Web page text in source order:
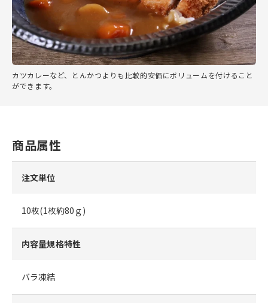
カツカレーなど、とんかつよりも比較的安価にボリュームを付けること
ができます。
商品属性
注文単位
10枚(1枚約80ｇ)
内容量規格特性
バラ凍結